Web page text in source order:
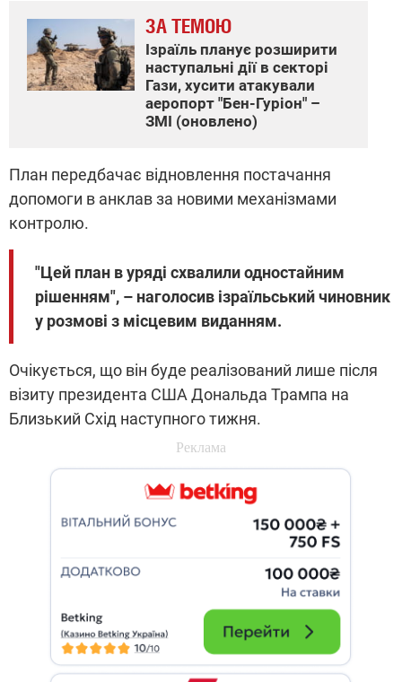
ЗА ТЕМОЮ
Ізраїль планує розширити
наступальні дії в секторі
Гази, хусити атакували
аеропорт "Бен-Гуріон" –
ЗМІ (оновлено)
План передбачає відновлення постачання
допомоги в анклав за новими механізмами
контролю.
"Цей план в уряді схвалили одностайним
рішенням", – наголосив ізраїльський чиновник
у розмові з місцевим виданням.
Очікується, що він буде реалізований лише після
візиту президента США Дональда Трампа на
Близький Схід наступного тижня.